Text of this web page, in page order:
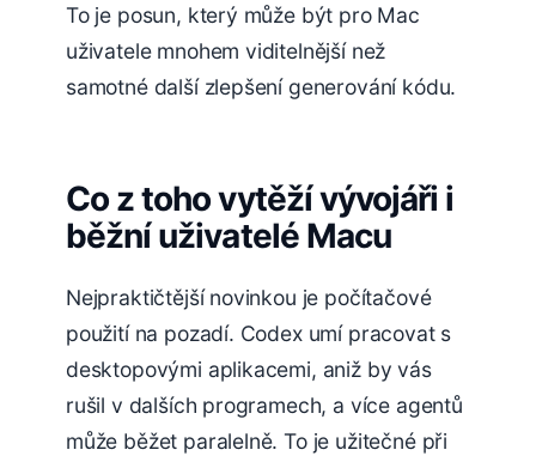
To je posun, který může být pro Mac
uživatele mnohem viditelnější než
samotné další zlepšení generování kódu.
Co z toho vytěží vývojáři i
běžní uživatelé Macu
Nejpraktičtější novinkou je počítačové
použití na pozadí. Codex umí pracovat s
desktopovými aplikacemi, aniž by vás
rušil v dalších programech, a více agentů
může běžet paralelně. To je užitečné při